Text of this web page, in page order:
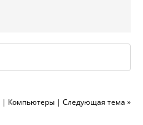
| Компьютеры | Следующая тема »